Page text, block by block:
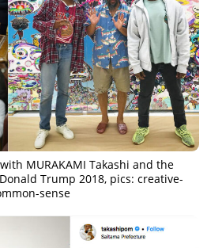
MURAKAMI Takashi and the
Trump 2018, pics: creative-
sense